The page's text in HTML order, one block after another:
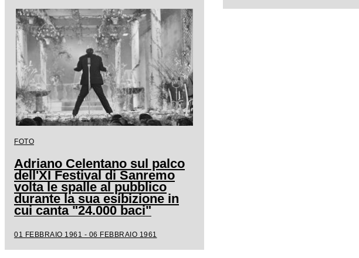
FOTO
Adriano Celentano sul palco
dell'XI Festival di Sanremo
volta le spalle al pubblico
durante la sua esibizione in
cui canta "24.000 baci"
01 FEBBRAIO 1961 - 06 FEBBRAIO 1961